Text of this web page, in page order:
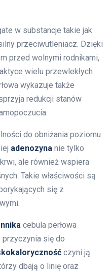
w substancje takie jak
przeciwutleniacz. Dzięki
przed wolnymi rodnikami,
wielu przewlekłych
wykazuje także
redukcji stanów
do obniżania poziomu
adenozyna nie tylko
ale również wspiera
Takie właściwości są
się z
cebula perłowa
się do
czyni ją
dbają o linię oraz